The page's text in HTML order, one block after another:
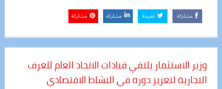
مشاركة تغريدة مشاركة مشاركة
وزير الاستثمار يلتقي قيادات الاتحاد العام للغرف
التجارية لتعزيز دوره في النشاط الاقتصادي